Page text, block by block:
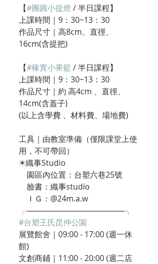
【#團圓小提燈 / 半日課程】
上課時間｜9：30~13：30
作品尺寸｜高8cm、直徑、
16cm(含提把)
【#橡實小果籃 / 半日課程】
上課時間｜9：30~13：30
作品尺寸｜約 高4cm 、直徑、
14cm(含蓋子)
(以上含學費 、材料費、場地費)
工具｜由教室準備（僅限課堂上使
用，不可帶回）
☀織事Studio
園區內位置：台塑六巷25號
臉書：織事studio
ＩＧ：@24m.a.w
╭──────────────────╮
#台塑王氏昆仲公園
展覽館舍｜09:00 - 17:00 (週一休
館)
文創商鋪｜11:00 - 20:00 (週二店